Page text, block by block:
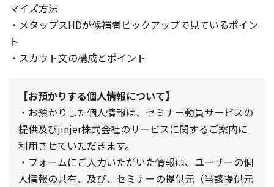
マイズ方法
・メタップスHDが候補者ピックアップで見ているポイン
ト
・スカウト文の構成とポイント
【お預かりする個人情報について】
・お預かりした個人情報は、セミナー動員サービスの
提供及びjinjer株式会社のサービスに関するご案内に
利用させていただきます。
・フォームにご入力いただいた情報は、ユーザーの個
人情報の共有、及び、セミナーの提供元（当該提供元